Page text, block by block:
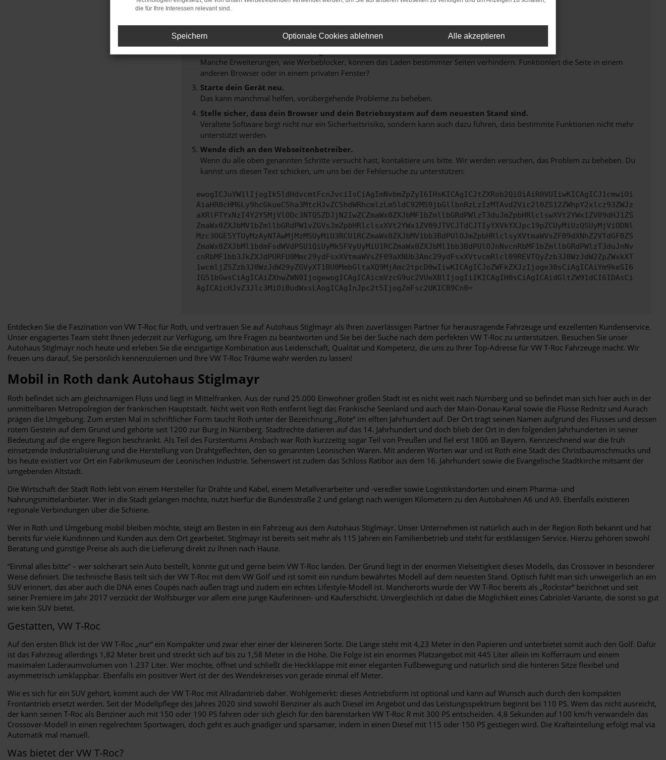
Hier sind ein paar Tipps, die dir helfen können:
Überprüfe deine Firewall und deine Internetverbindung.
Laden andere Webseiten, zum Beispiel deine Suchmaschine?
Manche Erweiterungen, wie Werbeblocker, können das Laden bestimmter Seiten verhindern. Funktioniert die Seite in einem
anderen Browser oder in einem privaten Fenster?
Starte dein Gerät neu.
Das kann manchmal helfen, vorübergehende Probleme zu beheben.
Stelle sicher, dass dein Browser und dein Betriebssystem auf dem neuesten Stand sind.
Veraltete Software birgt nicht nur ein Sicherheitsrisiko, sondern kann auch dazu führen, dass bestimmte Funktionen nicht mehr
unterstützt werden.
Wende dich an den Webseitenbetreiber.
Wenn du alle oben genannten Schritte versucht hast, kontaktiere uns bitte. Wir werden versuchen, das Problem zu beheben. Du
kannst uns diesen Text schicken, um uns bei der Fehlersuche zu unterstützen:
ewogICJuYW1lIjogIk5ldHdvcmtFcnJvciIsCiAgImNvbmZpZyI6IHsKICAgICJtZXRob2QiOiAiR0VUIiwKICAgICJ1cmwiOi
AiaHR0cHM6Ly9hcGkueC5ha3MtcHJvZC5hdWRhcmlzLm5ldC92MS9jbGllbnRzLzIzMTAvd2Vic2l0ZS12ZWhpY2xlcz93ZWJz
aXRlPTYxNzI4Y2Y5MjVlODc3NTQ5ZDJjN2IwZCZmaWx0ZXJbMF1bZmllbGRdPWlzT3duJmZpbHRlclswXVt2YWx1ZV09dHJ1ZS
ZmaWx0ZXJbMV1bZmllbGRdPW1vZGVsJmZpbHRlclsxXVt2YWx1ZV09JTVCJTdCJTIyYXVkYXJpc19pZCUyMiUzQSUyMjViODNl
Mzc3OGE5YTUyMzAyNTAwMjMzMSUyMiU3RCU1RCZmaWx0ZXJbMV1bb3BdPUlOJmZpbHRlclsyXVtmaWVsZF09dXNhZ2VTdGF0ZS
ZmaWx0ZXJbMl1bdmFsdWVdPSU1QiUyMk5FVyUyMiU1RCZmaWx0ZXJbMl1bb3BdPUlOJnNvcnRbMF1bZmllbGRdPWlzT3duJnNv
cnRbMF1bb3JkZXJdPURFU0Mmc29ydFsxXVtmaWVsZF09aXNUb3Amc29ydFsxXVtvcmRlcl09REVTQyZzb3J0WzJdW2ZpZWxkXT
1wcmljZSZzb3J0WzJdW29yZGVyXT1BU0MmbGltaXQ9MjAmc2tpcD0wIiwKICAgICJoZWFkZXJzIjoge30sCiAgICAiYm9keSI6
IG51bGwsCiAgICAiZXhwZWN0IjogewogICAgICAicmVzcG9uc2VUeXBlIjogIiIKICAgIH0sCiAgICAidGltZW91dCI6IDAsCi
AgICAicHJvZ3Jlc3MiOiBudWxsLAogICAgInJpc2t5IjogZmFsc2UKICB9Cn0=
Entdecken Sie die Faszination von VW T-Roc für Roth, und vertrauen Sie auf Autohaus Stiglmayr als Ihren zuverlässigen Partner für herausragende Fahrzeuge und exzellenten Kundenservice.
Unser engagiertes Team steht Ihnen jederzeit zur Verfügung, um Ihre Fragen zu beantworten und Sie bei der Suche nach dem perfekten VW T-Roc zu unterstützen. Besuchen Sie unser
Autohaus Stiglmayr noch heute und erleben Sie die einzigartige Kombination aus Leidenschaft, Qualität und Kompetenz, die uns zu Ihrer Top-Adresse für VW T-Roc Fahrzeuge macht. Wir
freuen uns darauf, Sie persönlich kennenzulernen und Ihre VW T-Roc Träume wahr werden zu lassen!
Mobil in Roth dank Autohaus Stiglmayr
Roth befindet sich am gleichnamigen Fluss und liegt in Mittelfranken. Aus der rund 25.000 Einwohner großen Stadt ist es nicht weit nach Nürnberg und so befindet man sich hier auch in der
unmittelbaren Metropolregion der fränkischen Hauptstadt. Nicht weit von Roth entfernt liegt das Fränkische Seenland und auch der Main-Donau-Kanal sowie die Flüsse Rednitz und Aurach
prägen die Umgebung. Zum ersten Mal in schriftlicher Form taucht Roth unter der Bezeichnung „Rote“ im elften Jahrhundert auf. Der Ort trägt seinen Namen aufgrund des Flusses und dessen
rotem Gestein auf dem Grund und gehörte seit 1200 zur Burg in Nürnberg. Stadtrechte datieren auf das 14. Jahrhundert und doch blieb der Ort in den folgenden Jahrhunderten in seiner
Bedeutung auf die engere Region beschränkt. Als Teil des Fürstentums Ansbach war Roth kurzzeitig sogar Teil von Preußen und fiel erst 1806 an Bayern. Kennzeichnend war die früh
einsetzende Industrialisierung und die Herstellung von Drahtgeflechten, den so genannten Leonischen Waren. Mit anderen Worten war und ist Roth eine Stadt des Christbaumschmucks und
bis heute existiert vor Ort ein Fabrikmuseum der Leonischen Industrie. Sehenswert ist zudem das Schloss Ratibor aus dem 16. Jahrhundert sowie die Evangelische Stadtkirche mitsamt der
umgebenden Altstadt.
Die Wirtschaft der Stadt Roth lebt von einem Hersteller für Drähte und Kabel, einem Metallverarbeiter und -veredler sowie Logistikstandorten und einem Pharma- und
Nahrungsmittelanbieter. Wer in die Stadt gelangen möchte, nutzt hierfür die Bundesstraße 2 und gelangt nach wenigen Kilometern zu den Autobahnen A6 und A9. Ebenfalls existieren
regionale Verbindungen über die Schiene.
Wer in Roth und Umgebung mobil bleiben möchte, steigt am Besten in ein Fahrzeug aus dem Autohaus Stiglmayr. Unser Unternehmen ist natürlich auch in der Region Roth bekannt und hat
bereits für viele Kundinnen und Kunden aus dem Ort gearbeitet. Stiglmayr ist bereits seit mehr als 115 Jahren ein Familienbetrieb und steht für erstklassigen Service. Hierzu gehören sowohl
Beratung und günstige Preise als auch die Lieferung direkt zu Ihnen nach Hause.
“Einmal alles bitte“ – wer solcherart sein Auto bestellt, könnte gut und gerne beim VW T-Roc landen. Der Grund liegt in der enormen Vielseitigkeit dieses Modells, das Crossover in besonderer
Weise definiert. Die technische Basis teilt sich der VW T-Roc mit dem VW Golf und ist somit ein rundum bewährtes Modell auf dem neuesten Stand. Optisch fühlt man sich unweigerlich an ein
SUV erinnert, das aber auch die DNA eines Coupés nach außen trägt und zudem ein echtes Lifestyle-Modell ist. Mancherorts wurde der VW T-Roc bereits als „Rockstar“ bezichnet und seit
seiner Premiere im Jahr 2017 verzückt der Wolfsburger vor allem eine junge Käuferinnen- und Käuferschicht. Unvergleichlich ist dabei die Möglichkeit eines Cabriolet-Variante, die sonst so gut
wie kein SUV bietet.
Gestatten, VW T-Roc
Auf den ersten Blick ist der VW T-Roc „nur“ ein Kompakter und zwar eher einer der kleineren Sorte. Die Länge steht mit 4,23 Meter in den Papieren und unterbietet somit auch den Golf. Dafür
ist das Fahrzeug allerdings 1,82 Meter breit und streckt sich auf bis zu 1,58 Meter in die Höhe. Die Folge ist ein enormes Platzangebot mit 445 Liter allein im Kofferraum und einem
maximalen Laderaumvolumen von 1.237 Liter. Wer möchte, öffnet und schließt die Heckklappe mit einer eleganten Fußbewegung und natürlich sind die hinteren Sitze flexibel und
asymmetrisch umklappbar. Ebenfalls ein positiver Wert ist der des Wendekreises von gerade einmal elf Meter.
Wie es sich für ein SUV gehört, kommt auch der VW T-Roc mit Allradantrieb daher. Wohlgemerkt: dieses Antriebsform ist optional und kann auf Wunsch auch durch den kompakten
Frontantrieb ersetzt werden. Seit der Modellpflege des Jahres 2020 sind sowohl Benziner als auch Diesel im Angebot und das Leistungsspektrum beginnt bei 110 PS. Wem das nicht ausreicht,
der kann seinen T-Roc als Benziner auch mit 150 oder 190 PS fahren oder sich gleich für den bärenstarken VW T-Roc R mit 300 PS entscheiden. 4,8 Sekunden auf 100 km/h verwandeln das
Crossover-Modell in einen regelrechten Sportwagen, doch geht es auch gnädiger und sparsamer, indem in einen Diesel mit 115 oder 150 PS gestiegen wird. Die Krafteinteilung erfolgt mal via
Automatik mal manuell.
Was bietet der VW T-Roc?
die für Ihre Interessen relevant sind.
Speichern Optionale Cookies ablehnen Alle akzeptieren